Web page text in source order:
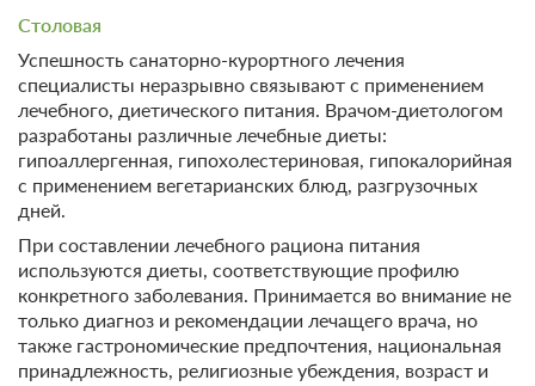
Детям
Детский массаж
Спорт
Настольный теннис
Бильярд
Отдых
Бассейн
Крытый плавательный
бассейн
Другое
Не допускается размещение
с домашними животными
оздоровительные
услуги
ЛФК, лечебная гимнастика
Столовая
Успешность санаторно-курортного лечения
специалисты неразрывно связывают с применением
лечебного, диетического питания. Врачом-диетологом
разработаны различные лечебные диеты:
гипоаллергенная, гипохолестериновая, гипокалорийная
с применением вегетарианских блюд, разгрузочных
дней.
При составлении лечебного рациона питания
используются диеты, соответствующие профилю
конкретного заболевания. Принимается во внимание не
только диагноз и рекомендации лечащего врача, но
также гастрономические предпочтения, национальная
принадлежность, религиозные убеждения, возраст и